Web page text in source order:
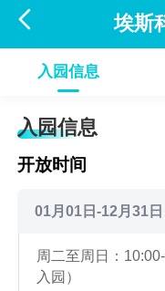
 埃斯
入园信息
入园信息
开放时间
01月01日-12月31日
周二至周日：
入园）